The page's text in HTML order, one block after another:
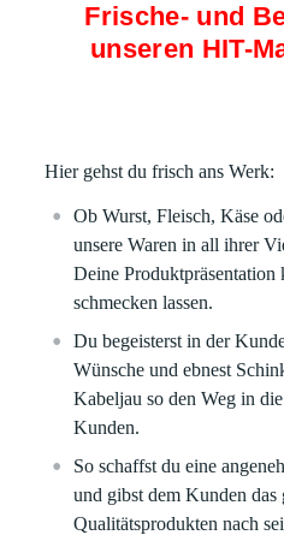
Frische- und
unseren HIT-
Hier gehst du frisch ans Werk:
Ob Wurst, Fleisch, Käse
unsere Waren in all ihrer
Deine Produktpräsentation
schmecken lassen.
Du begeisterst in der
Wünsche und ebnest
Kabeljau so den Weg in
Kunden.
So schaffst du eine
und gibst dem Kunden
Qualitätsprodukten nach